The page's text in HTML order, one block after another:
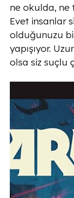
ne okulda, ne
Evet insanlar
olduğunuzu
yapışıyor.
olsa siz suçlu